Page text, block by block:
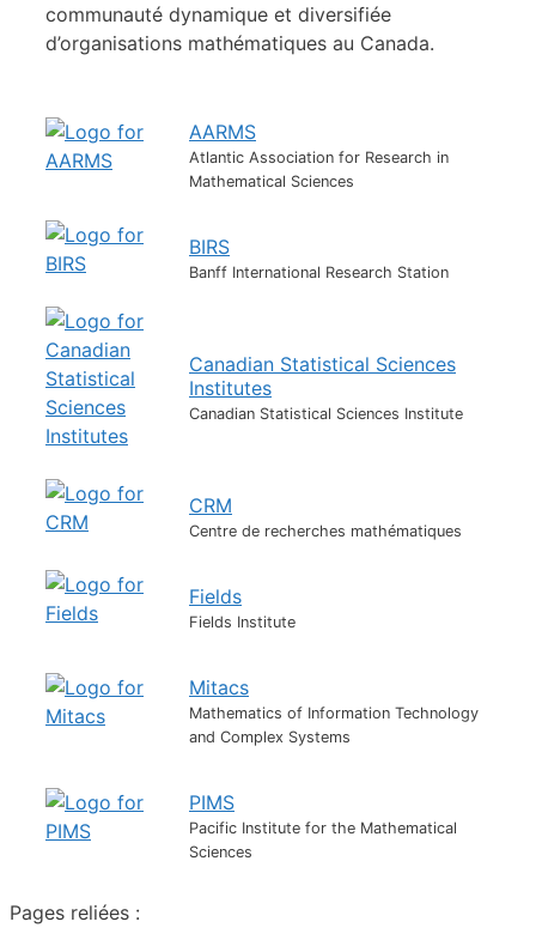
communauté dynamique et diversifiée
d’organisations mathématiques au Canada.
AARMS
Atlantic Association for Research in
Mathematical Sciences
BIRS
Banff International Research Station
Canadian Statistical Sciences
Institutes
Canadian Statistical Sciences Institute
CRM
Centre de recherches mathématiques
Fields
Fields Institute
Mitacs
Mathematics of Information Technology
and Complex Systems
PIMS
Pacific Institute for the Mathematical
Sciences
Pages reliées :